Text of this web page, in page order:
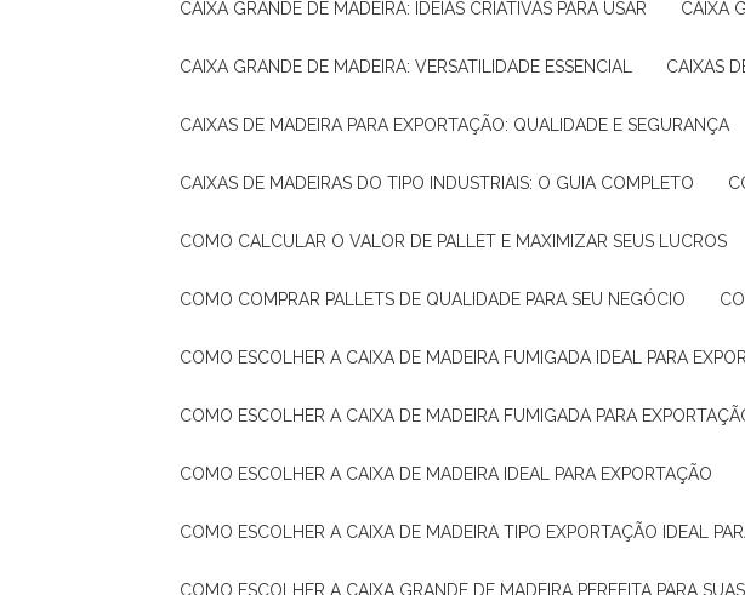
CAIXA GRANDE DE MADEIRA: IDEIAS CRIATIVAS PARA USAR CAIXA
CAIXA GRANDE DE MADEIRA: VERSATILIDADE ESSENCIAL CAIXAS
CAIXAS DE MADEIRA PARA EXPORTAÇÃO: QUALIDADE E SEGURANÇA
CAIXAS DE MADEIRAS DO TIPO INDUSTRIAIS: O GUIA COMPLETO
COMO CALCULAR O VALOR DE PALLET E MAXIMIZAR SEUS LUCROS
COMO COMPRAR PALLETS DE QUALIDADE PARA SEU NEGÓCIO
COMO ESCOLHER A CAIXA DE MADEIRA FUMIGADA IDEAL PARA
COMO ESCOLHER A CAIXA DE MADEIRA FUMIGADA PARA
COMO ESCOLHER A CAIXA DE MADEIRA IDEAL PARA EXPORTAÇÃO
COMO ESCOLHER A CAIXA DE MADEIRA TIPO EXPORTAÇÃO IDEAL
COMO ESCOLHER A CAIXA GRANDE DE MADEIRA PERFEITA PARA